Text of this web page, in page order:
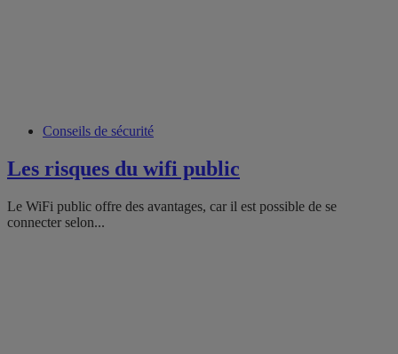
Conseils de sécurité
Les risques du wifi public
Le WiFi public offre des avantages, car il est possible de se
connecter selon...